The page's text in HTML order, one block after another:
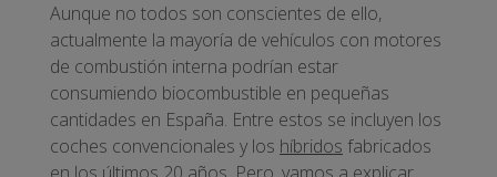
Aunque no todos son conscientes de ello,
actualmente la mayoría de vehículos con motores
de combustión interna podrían estar
consumiendo biocombustible en pequeñas
cantidades en España. Entre estos se incluyen los
coches convencionales y los híbridos fabricados